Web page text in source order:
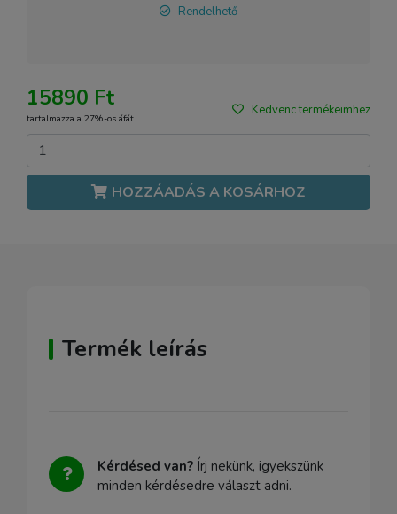
Rendelhető
15890 Ft
tartalmazza a 27%-os áfát
Kedvenc termékeimhez
HOZZÁADÁS A KOSÁRHOZ
Termék leírás
Kérdésed van? Írj nekünk, igyekszünk
minden kérdésedre választ adni.